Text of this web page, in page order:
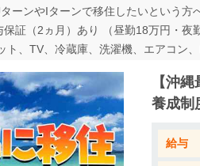
ーンやIターンで移住したいという方
保証（2ヵ月）あり （昼勤18万円・
ト、TV、冷蔵庫、洗濯機、エアコン
躍できる ●単身の方 ●夜勤は難しいと
【沖
養成制
給与